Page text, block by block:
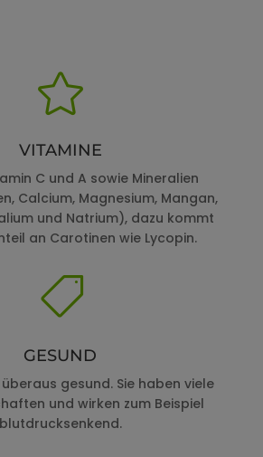

VITAMINE
C und A sowie Mineralien
Calcium, Magnesium, Mangan,
und Natrium), dazu kommt
an Carotinen wie Lycopin.

GESUND
gesund. Sie haben viele
und wirken zum Beispiel
blutdrucksenkend.